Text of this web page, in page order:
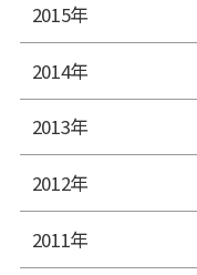
2015年
2014年
2013年
2012年
2011年